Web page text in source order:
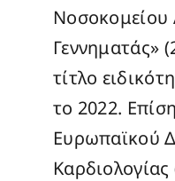
Νοσοκομείου
Γεννηματάς»
τίτλο
το 2022.
Ευρωπαϊκού